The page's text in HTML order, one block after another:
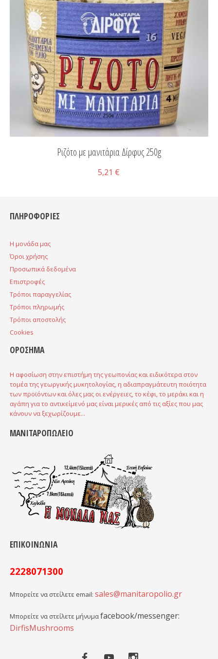
Ριζότο με μανιτάρια Δίρφυς 250g
5,21 €
ΠΛΗΡΟΦΟΡΙΕΣ
H μονάδα μας
Όροι χρήσης
Προσωπικά δεδομένα
Επιστροφές
Τρόποι παραγγελίας
Τρόποι πληρωμής
Τρόποι αποστολής
Cookies
ΟΡΟΣΗΜΑ
Η αφοσίωση στην επιστήμη της γεωπονίας και ειδικότερα στον
τομέα της γεωργικής μυκητολογίας, η αδιαπραγμάτευτη ποιότητα
των προϊόντων και όλες μας οι ενέργειες, το κέφι, το μεράκι και η
αγάπη για το αντικείμενό μας είναι μερικές από τις αξίες που μας
κάνουν να ξεχωρίζουμε...
ΜΑΝΙΤΑΡΟΠΩΛΕΙΟ
ΕΠΙΚΟΙΝΩΝΙΑ
2228071300
Μπορείτε να στείλετε email: sales@manitaropolio.gr
Μπορείτε να στείλετε μήνυμαfacebook/messenger:
DirfisMushrooms